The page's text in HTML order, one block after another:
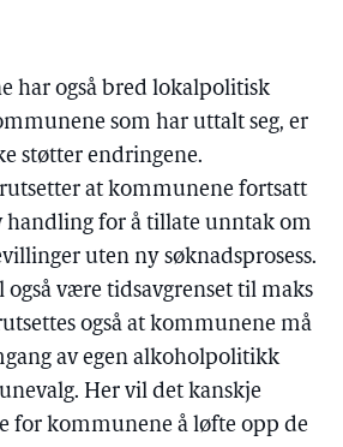
har også bred lokalpolitisk
som har uttalt seg, er
støtter endringene.
at kommunene fortsatt
handling for å tillate unntak om
uten ny søknadsprosess.
være tidsavgrenset til maks
også at kommunene må
av egen alkoholpolitikk
Her vil det kanskje
for kommunene å løfte opp de